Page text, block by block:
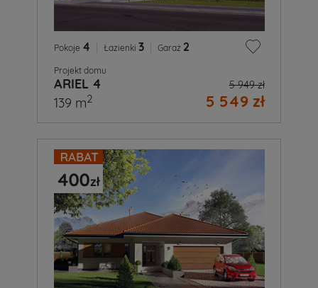
Pokoje 4 Łazienki 3 Garaż 2
Projekt domu
ARIEL 4 5 949 zł
5 549 zł
139 m2